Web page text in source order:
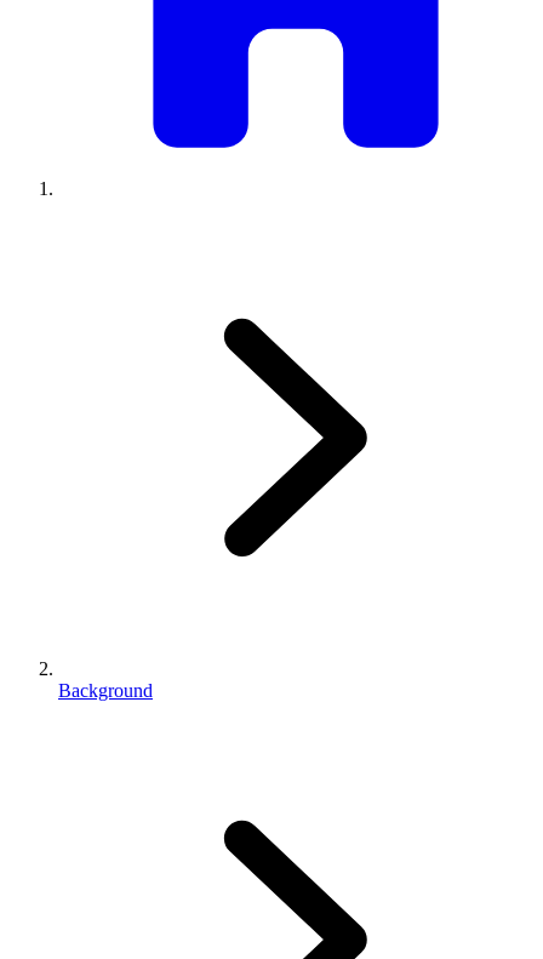
Background